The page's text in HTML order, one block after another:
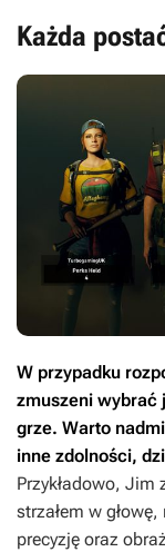
Każda
W przypadku
zmuszeni wybrać
grze. Warto
inne zdolności,
Przykładowo, Jim
strzałem w
precyzję oraz